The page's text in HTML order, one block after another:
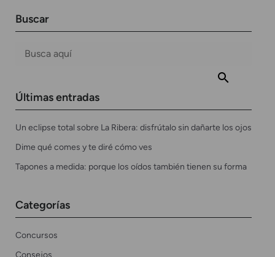
Buscar
Últimas entradas
Un eclipse total sobre La Ribera: disfrútalo sin dañarte los ojos
Dime qué comes y te diré cómo ves
Tapones a medida: porque los oídos también tienen su forma
Categorías
Concursos
Consejos